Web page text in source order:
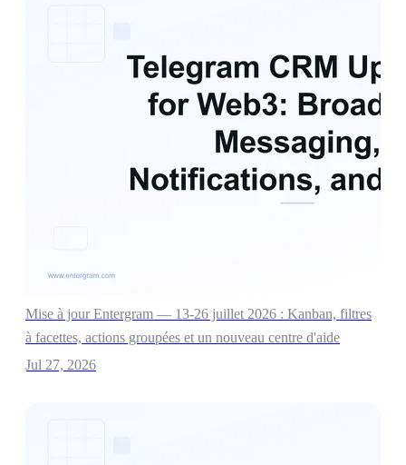
Mise à jour Entergram — 13-26 juillet 2026 : Kanban, filtres
à facettes, actions groupées et un nouveau centre d'aide
Jul 27, 2026